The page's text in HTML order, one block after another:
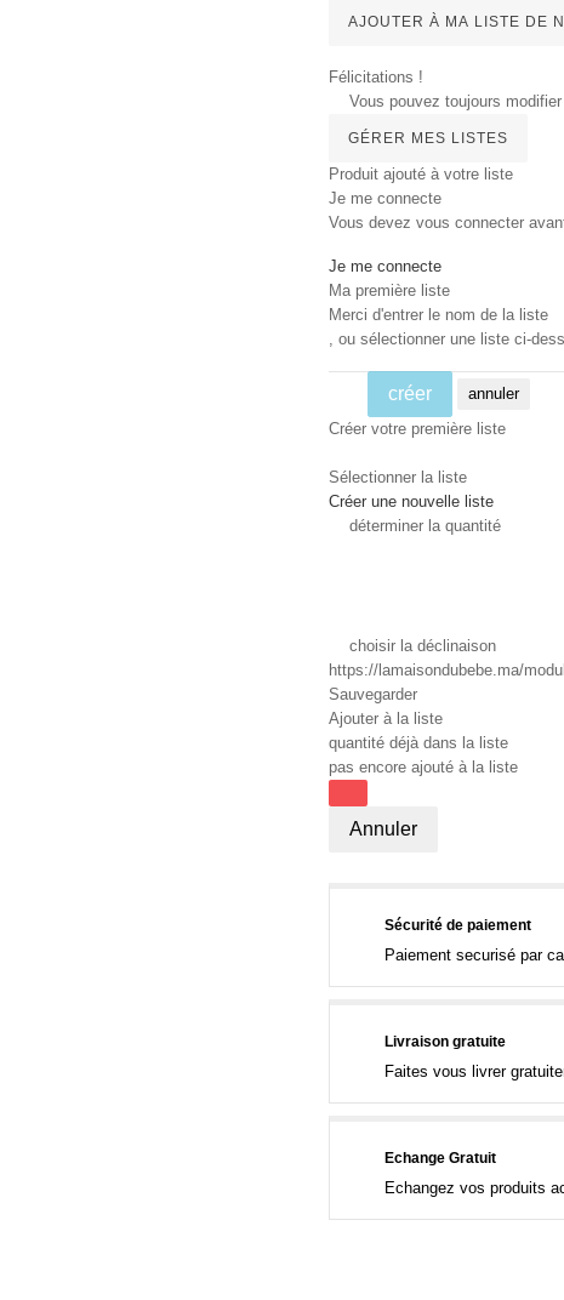
AJOUTER À MA LISTE DE
Félicitations !
Vous pouvez toujours
GÉRER MES LISTES
Produit ajouté à votre liste
Je me connecte
Vous devez vous connecter
Je me connecte
Ma première liste
Merci d'entrer le nom de la liste
, ou sélectionner une liste ci-
créer
annuler
Créer votre première liste
Sélectionner la liste
Créer une nouvelle liste
déterminer la quantité
choisir la déclinaison
https://lamaisondubebe.ma/
Sauvegarder
Ajouter à la liste
quantité déjà dans la liste
pas encore ajouté à la liste
Annuler
Sécurité de paiement
Paiement securisé par
Livraison gratuite
Faites vous livrer
Echange Gratuit
Echangez vos produits